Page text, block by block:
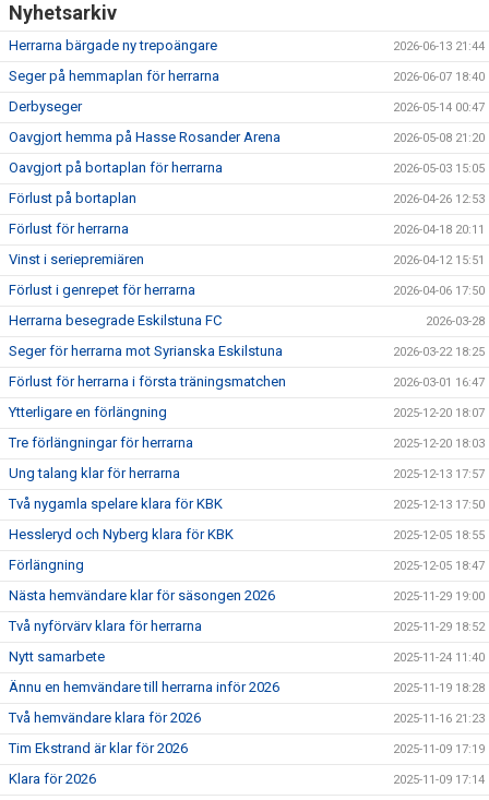
Nyhetsarkiv
Herrarna bärgade ny trepoängare 2026-06-13 21:44
Seger på hemmaplan för herrarna 2026-06-07 18:40
Derbyseger 2026-05-14 00:47
Oavgjort hemma på Hasse Rosander Arena 2026-05-08 21:20
Oavgjort på bortaplan för herrarna 2026-05-03 15:05
Förlust på bortaplan 2026-04-26 12:53
Förlust för herrarna 2026-04-18 20:11
Vinst i seriepremiären 2026-04-12 15:51
Förlust i genrepet för herrarna 2026-04-06 17:50
Herrarna besegrade Eskilstuna FC 2026-03-28
Seger för herrarna mot Syrianska Eskilstuna 2026-03-22 18:25
Förlust för herrarna i första träningsmatchen 2026-03-01 16:47
Ytterligare en förlängning 2025-12-20 18:07
Tre förlängningar för herrarna 2025-12-20 18:03
Ung talang klar för herrarna 2025-12-13 17:57
Två nygamla spelare klara för KBK 2025-12-13 17:50
Hessleryd och Nyberg klara för KBK 2025-12-05 18:55
Förlängning 2025-12-05 18:47
Nästa hemvändare klar för säsongen 2026 2025-11-29 19:00
Två nyförvärv klara för herrarna 2025-11-29 18:52
Nytt samarbete 2025-11-24 11:40
Ännu en hemvändare till herrarna inför 2026 2025-11-19 18:28
Två hemvändare klara för 2026 2025-11-16 21:23
Tim Ekstrand är klar för 2026 2025-11-09 17:19
Klara för 2026 2025-11-09 17:14